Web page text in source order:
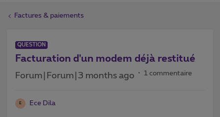
Factures & paiements
QUESTION
Facturation d'un modem déjà restitué
Forum|Forum|3 months ago 1 commentaire
E Ece Dila